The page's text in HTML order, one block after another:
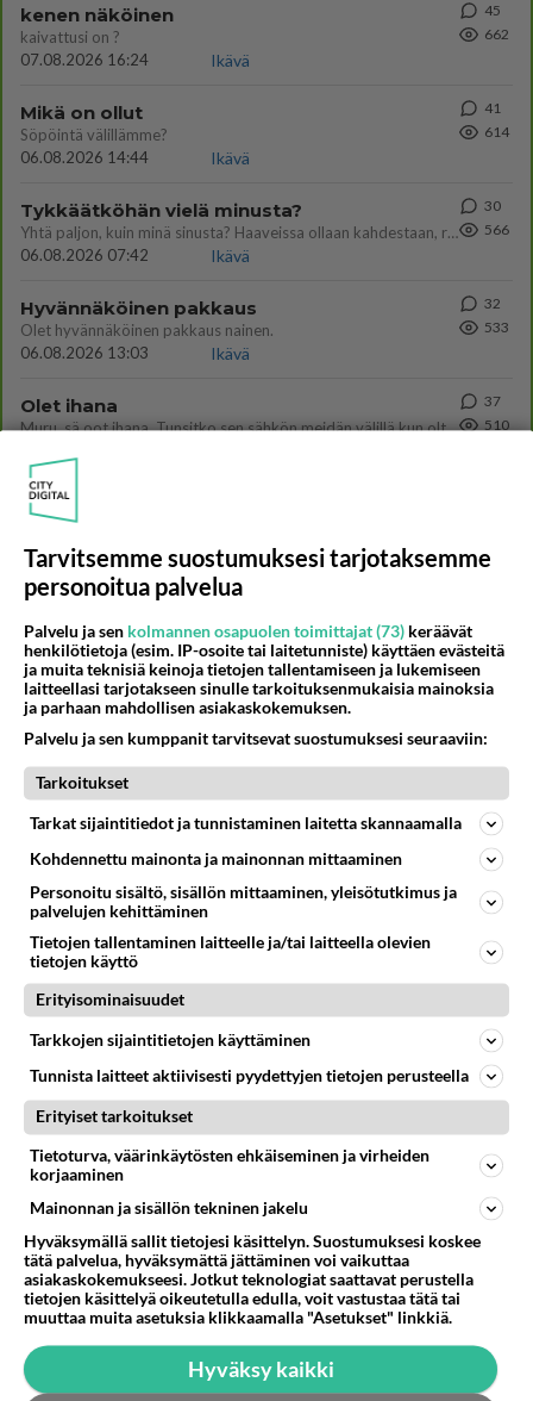
kenen näköinen
kaivattusi on ?
07.08.2026 16:24
Ikävä
45
662
Mikä on ollut
Söpöintä välillämme?
06.08.2026 14:44
Ikävä
41
614
Tykkäätköhän vielä minusta?
Yhtä paljon, kuin minä sinusta? Haaveissa ollaan kahdestaan, rauhassa ja lähennytään fyysisesti ja tutustutaan syvemmin
06.08.2026 07:42
Ikävä
30
566
Hyvännäköinen pakkaus
Olet hyvännäköinen pakkaus nainen.
06.08.2026 13:03
Ikävä
32
533
Olet ihana
Muru, sä oot ihana. Tunsitko sen sähkön meidän välillä kun oltiin ihan låhekkäin? 👩‍❤️‍👩❤️😼😘
37
510
Vihervasemmistofeministinaisasianaiset
06.08.2026 12:01
Sinkut
Muistatko Mikkelin panttivankidraaman?
Uusi draamasarja järkyttävästä tapauksesta on tulossa. Tositapahtumiin perustuva sarja ammentaa vuoden 1986 Mikkelin pan
Ernest Lawson täräytti erikoisen heiton TTK-lehdistötilaisuudessa: " Onko tässä tarkoituksena...?"
Jos SDP ei voita reilusti, persut kumoavat demokratian Suomesta 616
Uuden TTK-juontajan ympärillä epätietoisuus sakenee - Nyt MTV hämmentää soppaa
Mitä tuot pöytään parisuhteessa?
Muistatko? Kädestä suuhun elävä Satu sai jättimäisen rahasalkun
Henry-miljonääriltä
Vappu Pimiän lähtö ei ole ainoa iso muutos - Tanssii Tähtien Kanssa
palaa
Huoli heräsi - Erikoisjoukot tulevasta kaudesta tyly paljastus
Martinan bisneksillä ei mene hyvin
https://www.iltalehti.fi/viihdeuutiset/a/c46da6ab-340f-4790-aaa7-0865eed2336 Yrityksen konkurssihakemus on tullut kärä
Tiesitkö? Martina Aitolehden isäpuoli on tämä suosittu laulaja
Martina Aitolehti on seurattu julkisuuden henkilö. Lähipiiriin mahtuu muitakin tunnettuja henkilöitä. Tiesitkö, että Ma
2 km on nykyään liian pitkä koulumatka
Tarvitsemme suostumuksesi tarjotaksemme
personoitua palvelua
Palvelu ja sen kolmannen osapuolen toimittajat (73) keräävät
henkilötietoja (esim. IP-osoite tai laitetunniste) käyttäen evästeitä
ja muita teknisiä keinoja tietojen tallentamiseen ja lukemiseen
laitteellasi tarjotakseen sinulle tarkoituksenmukaisia mainoksia
ja parhaan mahdollisen asiakaskokemuksen.
Palvelu ja sen kumppanit tarvitsevat suostumuksesi seuraaviin:
Tarkoitukset
Tarkat sijaintitiedot ja tunnistaminen laitetta skannaamalla
Kohdennettu mainonta ja mainonnan mittaaminen
Personoitu sisältö, sisällön mittaaminen, yleisötutkimus ja
palvelujen kehittäminen
Tietojen tallentaminen laitteelle ja/tai laitteella olevien
tietojen käyttö
Erityisominaisuudet
Tarkkojen sijaintitietojen käyttäminen
Tunnista laitteet aktiivisesti pyydettyjen tietojen perusteella
Erityiset tarkoitukset
Tietoturva, väärinkäytösten ehkäiseminen ja virheiden
korjaaminen
Mainonnan ja sisällön tekninen jakelu
Hyväksymällä sallit tietojesi käsittelyn. Suostumuksesi koskee
tätä palvelua, hyväksymättä jättäminen voi vaikuttaa
asiakaskokemukseesi. Jotkut teknologiat saattavat perustella
tietojen käsittelyä oikeutetulla edulla, voit vastustaa tätä tai
muuttaa muita asetuksia klikkaamalla "Asetukset" linkkiä.
Hyväksy kaikki